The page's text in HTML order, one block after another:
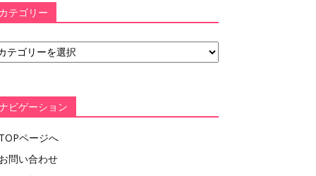
カテゴリー
ビゲーション
TOPページへ
お問い合わせ